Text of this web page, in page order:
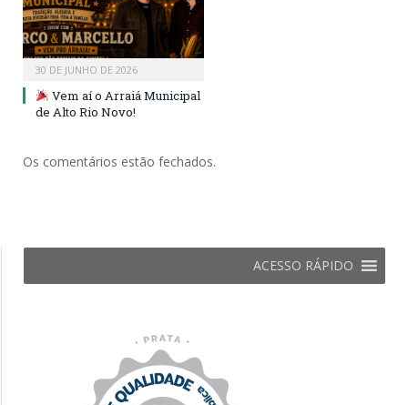
30 DE JUNHO DE 2026
Vem aí o Arraiá Municipal
de Alto Rio Novo!
Os comentários estão fechados.
ACESSO RÁPIDO